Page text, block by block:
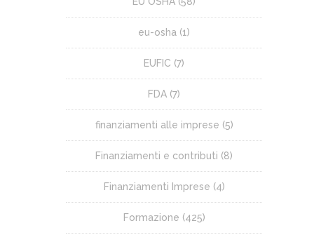
eu-osha (1)
EUFIC (7)
FDA (7)
finanziamenti alle imprese (5)
Finanziamenti e contributi (8)
Finanziamenti Imprese (4)
Formazione (425)